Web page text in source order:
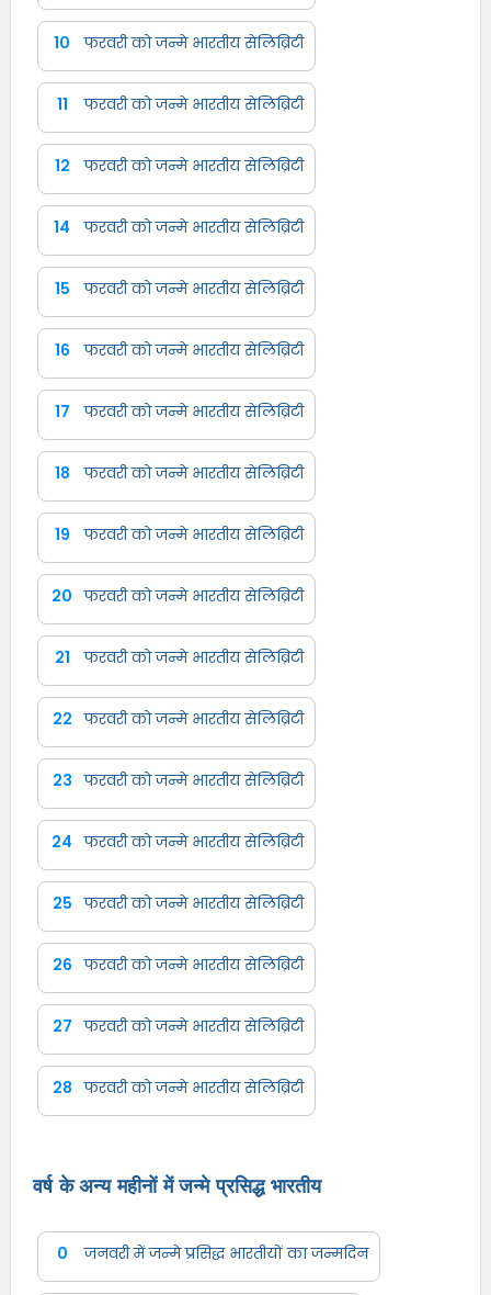
10 फरवरी को जन्मे भारतीय सेलिब्रिटी
11 फरवरी को जन्मे भारतीय सेलिब्रिटी
12 फरवरी को जन्मे भारतीय सेलिब्रिटी
14 फरवरी को जन्मे भारतीय सेलिब्रिटी
15 फरवरी को जन्मे भारतीय सेलिब्रिटी
16 फरवरी को जन्मे भारतीय सेलिब्रिटी
17 फरवरी को जन्मे भारतीय सेलिब्रिटी
18 फरवरी को जन्मे भारतीय सेलिब्रिटी
19 फरवरी को जन्मे भारतीय सेलिब्रिटी
20 फरवरी को जन्मे भारतीय सेलिब्रिटी
21 फरवरी को जन्मे भारतीय सेलिब्रिटी
22 फरवरी को जन्मे भारतीय सेलिब्रिटी
23 फरवरी को जन्मे भारतीय सेलिब्रिटी
24 फरवरी को जन्मे भारतीय सेलिब्रिटी
25 फरवरी को जन्मे भारतीय सेलिब्रिटी
26 फरवरी को जन्मे भारतीय सेलिब्रिटी
27 फरवरी को जन्मे भारतीय सेलिब्रिटी
28 फरवरी को जन्मे भारतीय सेलिब्रिटी
वर्ष के अन्य महीनों में जन्मे प्रसिद्ध भारतीय
0 जनवरी में जन्मे प्रसिद्ध भारतीयों का जन्मदिन